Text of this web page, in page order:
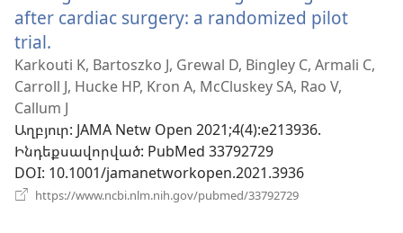
after cardiac surgery: a randomized pilot
trial.
է
նոր
պատուհան)
Karkouti K, Bartoszko J, Grewal D, Bingley C, Armali C,
Carroll J, Hucke HP, Kron A, McCluskey SA, Rao V,
Callum J
Աղբյուր‎: JAMA Netw Open 2021;4(4):e213936.
Ինդեքսավորված‎: PubMed 33792729
DOI‎: 10.1001/jamanetworkopen.2021.3936
https://www.ncbi.nlm.nih.gov/pubmed/33792729